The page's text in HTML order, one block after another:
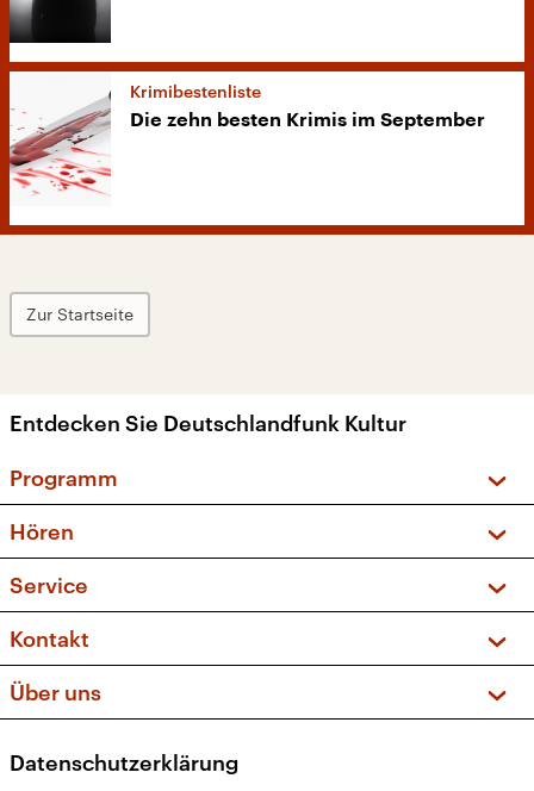
Krimibestenliste
Die zehn besten Krimis im September
Zur Startseite
Entdecken Sie Deutschlandfunk Kultur
Programm
Sendungen und Podcasts
Musikliste
Kakadu – Das Kinderprogramm
Hören
Frequenzen (UKW + DAB+)
Service
FAQ
Apps
Newsletter
Veranstaltungen
Kontakt
Social Media
Über uns
Presse
Datenschutzerklärung